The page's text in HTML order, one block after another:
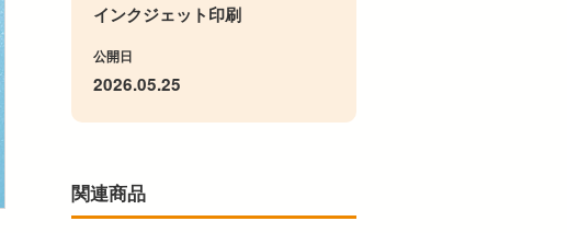
インクジェット印刷
公開日
2026.05.25
関連商品